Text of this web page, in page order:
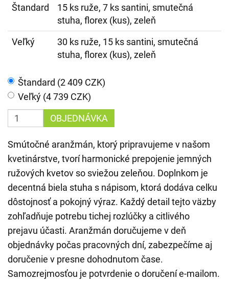
Štandard
15 ks ruže, 7 ks santini, smutečná
stuha, florex (kus), zeleň
Veľký
30 ks ruže, 15 ks santini, smutečná
stuha, florex (kus), zeleň
Štandard (2 409 CZK)
Veľký (4 739 CZK)
OBJEDNÁVKA
Smútočné aranžmán, ktorý pripravujeme v našom
kvetinárstve, tvorí harmonické prepojenie jemných
ružových kvetov so sviežou zeleňou. Doplnkom je
decentná biela stuha s nápisom, ktorá dodáva celku
dôstojnosť a pokojný výraz. Každý detail tejto väzby
zohľadňuje potrebu tichej rozlúčky a citlivého
prejavu účasti. Aranžmán doručujeme v deň
objednávky počas pracovných dní, zabezpečíme aj
doručenie v presne dohodnutom čase.
Samozrejmosťou je potvrdenie o doručení e-mailom.